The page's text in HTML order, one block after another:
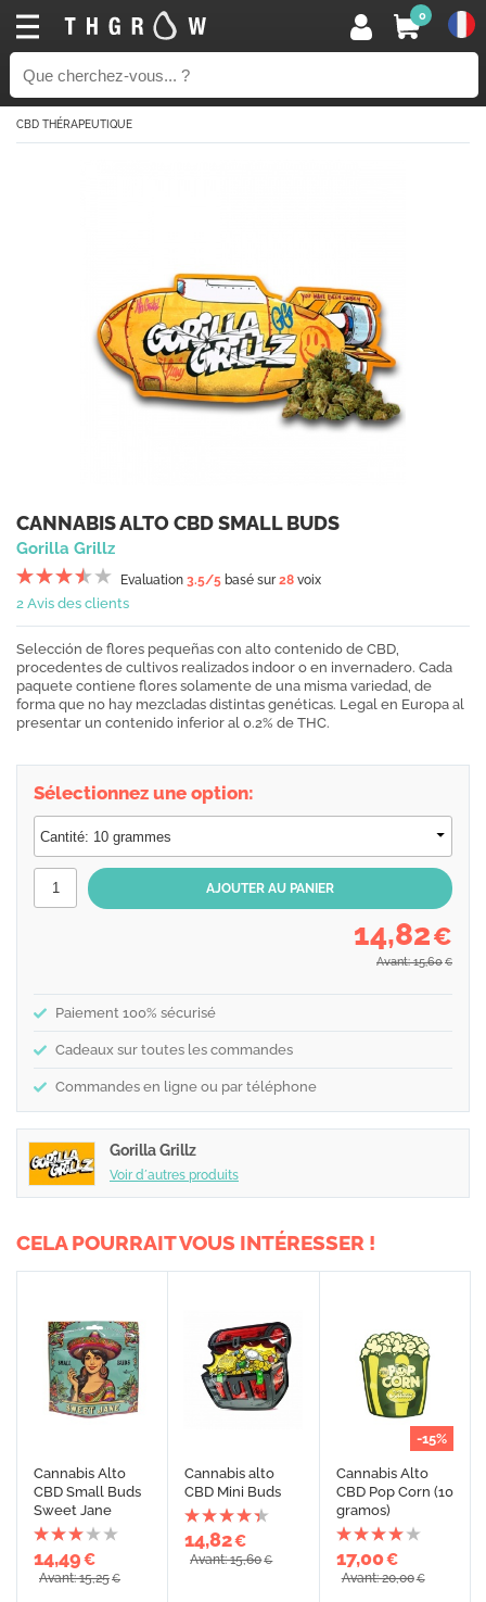
0
CBD THÉRAPEUTIQUE
CANNABIS ALTO CBD SMALL BUDS
Gorilla Grillz
Evaluation 3.5/5 basé sur28 voix
2 Avis des clients
Selección de flores pequeñas con alto contenido de CBD,
procedentes de cultivos realizados indoor o en invernadero. Cada
paquete contiene flores solamente de una misma variedad, de
forma que no hay mezcladas distintas genéticas. Legal en Europa al
presentar un contenido inferior al 0.2% de THC.
Sélectionnez une option:
14,82€
Avant: 15,60 €
Paiement 100% sécurisé
Cadeaux sur toutes les commandes
Commandes en ligne ou par téléphone
Gorilla Grillz
Voir d´autres produits
CELA POURRAIT VOUS INTÉRESSER !
Cannabis Alto
CBD Small Buds
Sweet Jane
14,49€
Avant: 15,25€
Cannabis alto
CBD Mini Buds
14,82€
Avant: 15,60€
-15%
Cannabis Alto
CBD Pop Corn (10
gramos)
17,00€
Avant: 20,00€